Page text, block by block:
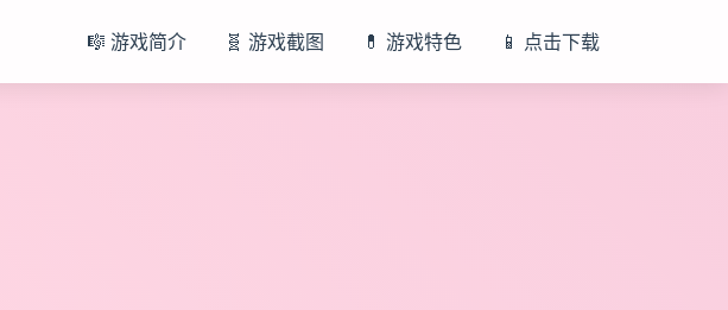
🎼 游戏简介 🧬 游戏截图 💊 游戏特色 📱 点击下载